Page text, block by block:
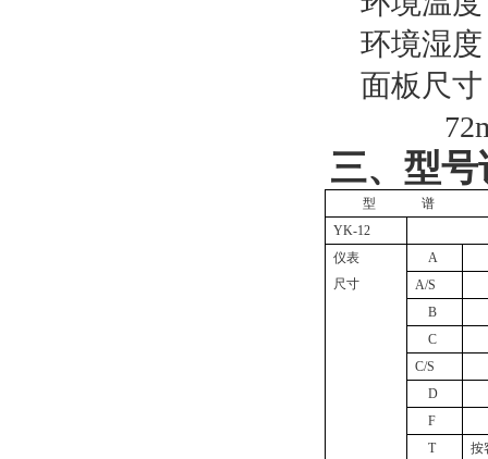
环境湿
面板尺寸
三、 型号
型
谱
YK-12
仪表
尺寸
A
A/S
B
C
C/S
D
F
T
按